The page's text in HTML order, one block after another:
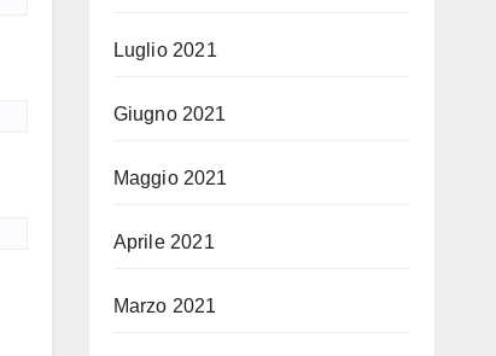
Luglio 2021
Giugno 2021
Maggio 2021
Aprile 2021
Marzo 2021